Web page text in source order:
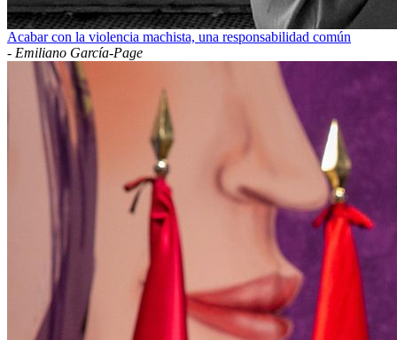
Acabar con la violencia machista, una responsabilidad común
- Emiliano García-Page